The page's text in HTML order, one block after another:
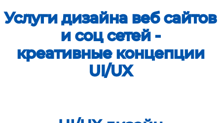
Услуги дизайна веб сайтов
и соц сетей -
креативные концепции
UI/UX